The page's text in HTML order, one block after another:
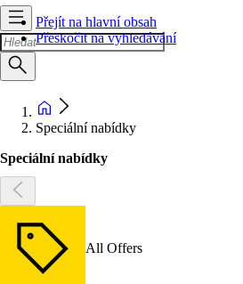
Přejít na hlavní obsah
Přeskočit na vyhledávání
Speciální nabídky
Speciální nabídky
All Offers